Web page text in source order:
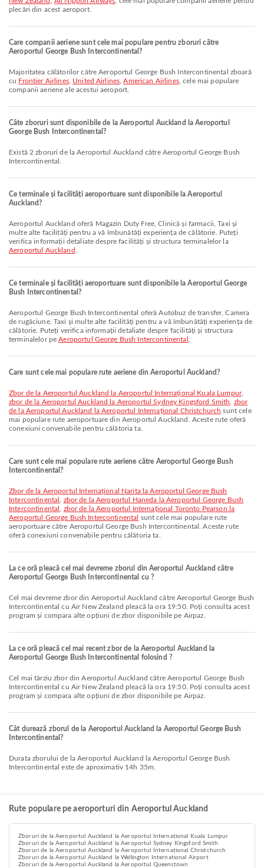
plecări din acest aeroport.
Care companii aeriene sunt cele mai populare pentru zboruri către
Aeroportul George Bush Intercontinental?
Majoritatea călătorilor către Aeroportul George Bush Intercontinental zboară
cu Frontier Airlines, United Airlines ,American Airlines, cele mai populare
companii aeriene ale acestui aeroport.
Câte zboruri sunt disponibile de la Aeroportul Auckland la Aeroportul
George Bush Intercontinental?
Există 2 zboruri de la Aeroportul Auckland către Aeroportul George Bush
Intercontinental.
Ce terminale și facilități aeroportuare sunt disponibile la Aeroportul
Auckland?
Aeroportul Auckland oferă Magazin Duty Free, Clinică și farmacii, Taxi și
multe alte facilități pentru a vă îmbunătăți experiența de călătorie. Puteți
verifica informații detaliate despre facilități și structura terminalelor la
Aeroportul Auckland
Ce terminale și facilități aeroportuare sunt disponibile la Aeroportul George
Bush Intercontinental?
Aeroportul George Bush Intercontinental oferă Autobuz de transfer, Camera
de rugăciune, Taxi și multe alte facilități pentru a vă îmbunătăți experiența de
călătorie. Puteți verifica informații detaliate despre facilități și structura
terminalelor peAeroportul George Bush Intercontinental
Care sunt cele mai populare rute aeriene din Aeroportul Auckland?
zbor de la Aeroportul Auckland la Aeroportul Internațional Kuala Lumpur,
zbor de la Aeroportul Auckland la Aeroportul Sydney Kingsford Smith
zbor
de la Aeroportul Auckland la Aeroportul Internațional Christchurch sunt cele
mai populare rute aeroportuare din Aeroportul Auckland. Aceste rute oferă
conexiuni convenabile pentru călătoria ta.
Care sunt cele mai populare rute aeriene către Aeroportul George Bush
Intercontinental?
zbor de la Aeroportul Internațional Narita la Aeroportul George Bush
Intercontinental
zbor de la Aeroportul Haneda la Aeroportul George Bush
Intercontinental
zbor de la Aeroportul Internațional Toronto Pearson la
Aeroportul George Bush Intercontinental sunt cele mai populare rute
aeroportuare către Aeroportul George Bush Intercontinental. Aceste rute
oferă conexiuni convenabile pentru călătoria ta.
La ce oră pleacă cel mai devreme zborul din Aeroportul Auckland către
Aeroportul George Bush Intercontinental cu ?
Cel mai devreme zbor din Aeroportul Auckland către Aeroportul George Bush
Intercontinental cu Air New Zealand pleacă la ora 19:50. Poți consulta acest
program și compara alte opțiuni de zbor disponibile pe Airpaz.
La ce oră pleacă cel mai recent zbor de la Aeroportul Auckland la
Aeroportul George Bush Intercontinental folosind ?
Cel mai târziu zbor din Aeroportul Auckland către Aeroportul George Bush
Intercontinental cu Air New Zealand pleacă la ora 19:50. Poți consulta acest
program și compara alte opțiuni de zbor disponibile pe Airpaz.
Cât durează zborul de la Aeroportul Auckland la Aeroportul George Bush
Intercontinental?
Durata zborului de la Aeroportul Auckland la Aeroportul George Bush
Intercontinental este de aproximativ 14h 35m.
Rute populare pe aeroporturi din Aeroportul Auckland
Zboruri de la Aeroportul Auckland la Aeroportul Internațional Kuala Lumpur
Zboruri de la Aeroportul Auckland la Aeroportul Sydney Kingsford Smith
Zboruri de la Aeroportul Auckland la Aeroportul Internațional Christchurch
Zboruri de la Aeroportul Auckland la Wellington International Airport
Zboruri de la Aeroportul Auckland la Aeroportul Queenstown